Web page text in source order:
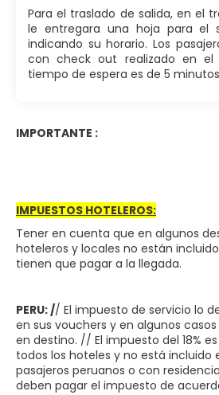
Para el traslado de salida, en el
le entregara una hoja para el
indicando su horario. Los
con check out realizado en el
tiempo de espera es de 5
IMPORTANTE :
IMPUESTOS HOTELEROS:
Tener en cuenta que en algunos
hoteleros y locales no están
tienen que pagar a la llegada.
PERU: // El impuesto de servicio lo
en sus vouchers y en algunos
en destino. // El impuesto del 18%
todos los hoteles y no está incluido
pasajeros peruanos o con
deben pagar el impuesto de